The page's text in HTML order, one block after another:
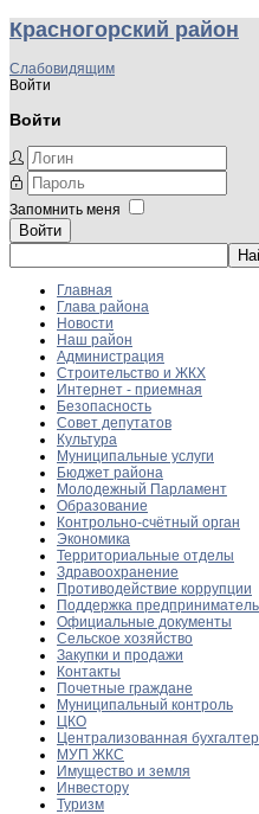
Красногорский район
Слабовидящим
Войти
Войти
Запомнить меня
Войти
Главная
Глава района
Новости
Наш район
Администрация
Строительство и ЖКХ
Интернет - приемная
Безопасность
Совет депутатов
Культура
Муниципальные услуги
Бюджет района
Молодежный Парламент
Образование
Контрольно-счётный орган
Экономика
Территориальные отделы
Здравоохранение
Противодействие коррупции
Поддержка
Официальные документы
Сельское хозяйство
Закупки и продажи
Контакты
Почетные граждане
Муниципальный контроль
ЦКО
Централизованная
МУП ЖКС
Имущество и земля
Инвестору
Туризм